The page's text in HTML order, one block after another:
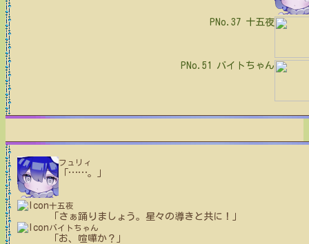
PNo.37 十五夜
PNo.51 バイトちゃん
フュリィ
……。」
十五夜
「さぁ踊りましょう。星々の導きと共に！」
バイトちゃん
「お、喧嘩か？」